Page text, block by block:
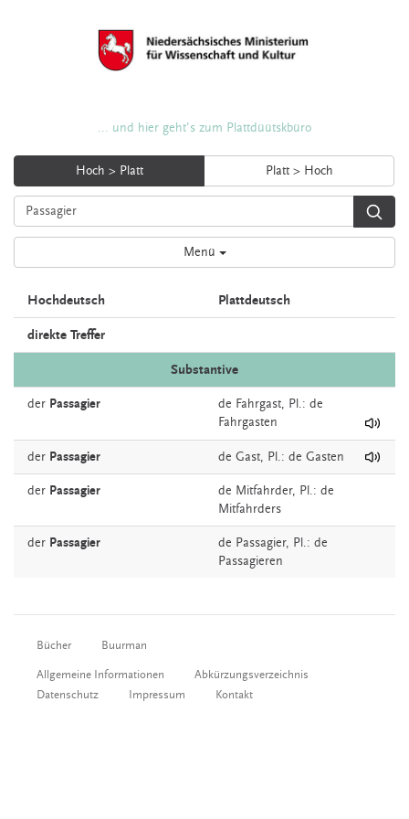
... und hier geht's zum Plattdüütskbüro
Hoch > Platt Platt > Hoch
Menü
Hochdeutsch Plattdeutsch
direkte Treffer
Substantive
der Passagier de Fahrgast, Pl.: de
Fahrgasten
der Passagier de Gast, Pl.: de Gasten
der Passagier de Mitfahrder, Pl.: de
Mitfahrders
der Passagier de Passagier, Pl.: de
Passagieren
Bücher Buurman
Allgemeine Informationen
Abkürzungsverzeichnis
Datenschutz
Impressum Kontakt